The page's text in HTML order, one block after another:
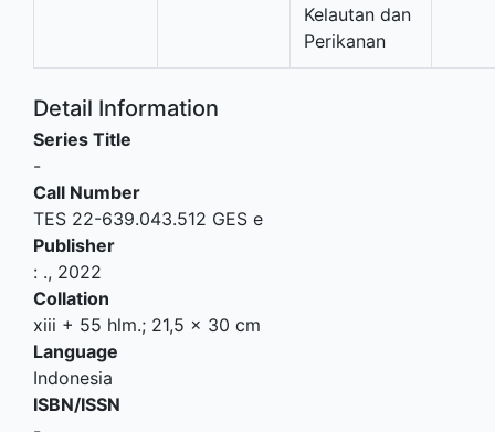
Kelautan dan
Perikanan
Detail Information
Series Title
-
Call Number
TES 22-639.043.512 GES e
Publisher
: ., 2022
Collation
xiii + 55 hlm.; 21,5 x 30 cm
Language
Indonesia
ISBN/ISSN